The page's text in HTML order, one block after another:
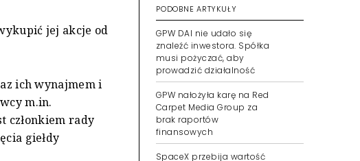
jej akcje od
ich wynajmem i
m.in.
członkiem rady
giełdy
PODOBNE ARTYKUŁY
GPW DAI nie udało się
znaleźć inwestora. Spółka
musi pożyczać, aby
prowadzić działalność
GPW nałożyła karę na Red
Carpet Media Group za
brak raportów
finansowych
SpaceX przebija wartość